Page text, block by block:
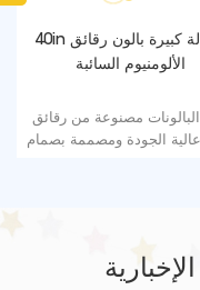
40in رسالة كبيرة بالون رقائق
الألومنيوم السائبة
مصنوعة من رقائق
عالية الجودة ومصممة بصمام